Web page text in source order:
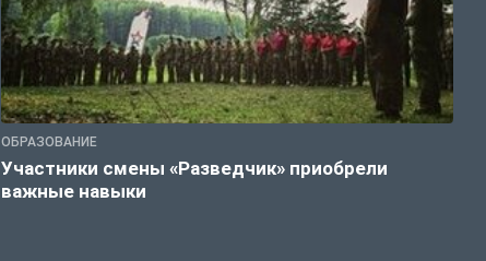
ОБРАЗОВАНИЕ
Участники смены «Разведчик» приобрели
важные навыки